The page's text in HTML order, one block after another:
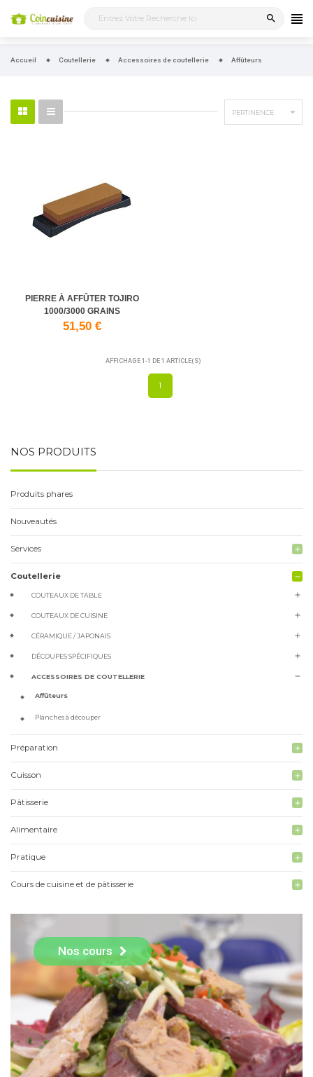
search
Accueil Coutellerie Accessoires de coutellerie Affûteurs
NOS PRODUITS
Produits phares
Nouveautés
Services add
Coutellerie remove
COUTEAUX DE TABLE add
COUTEAUX DE CUISINE add
CÉRAMIQUE / JAPONAIS add
DÉCOUPES SPÉCIFIQUES add
ACCESSOIRES DE COUTELLERIE remove
Affûteurs
Planches à découper
Préparation add
Cuisson add
Pâtisserie add
Alimentaire add
Pratique add
Cours de cuisine et de pâtisserie add
Nos cours
PERTINENCE 
PIERRE À AFFÛTER TOJIRO
1000/3000 GRAINS
51,50 €
AFFICHAGE 1-1 DE 1 ARTICLE(S)
1